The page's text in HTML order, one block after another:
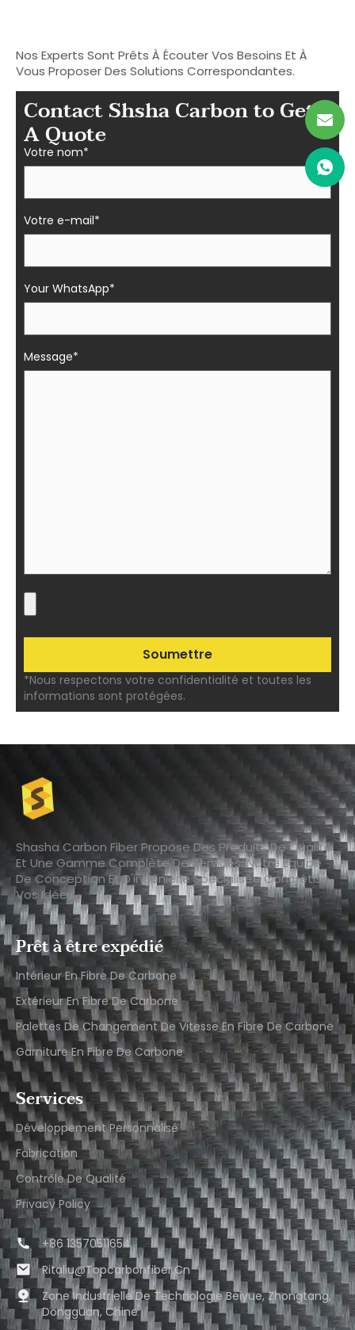
Nos Experts Sont Prêts À Écouter Vos Besoins Et À
Vous Proposer Des Solutions Correspondantes.
Contact Shsha Carbon to Get
A Quote
Votre nom*
Votre e-mail*
Your WhatsApp*
Message*
*Nous respectons votre confidentialité et toutes les
informations sont protégées.
Shasha Carbon Fiber Propose Des Produits De Qualité
Et Une Gamme Complète De Services. Notre Équipe
De Conception Et D'ingénierie Spécialisée Concrétise
Vos Idées.
Prêt à être expédié
Intérieur En Fibre De Carbone
Extérieur En Fibre De Carbone
Palettes De Changement De Vitesse En Fibre De Carbone
Garniture En Fibre De Carbone
Services
Développement Personnalisé
Fabrication
Contrôle De Qualité
Privacy Policy
+86 13570511654
Ritaliu@topcarbonfiber.cn
Zone Industrielle De Technologie Beiyue, Zhongtang,
Dongguan, Chine